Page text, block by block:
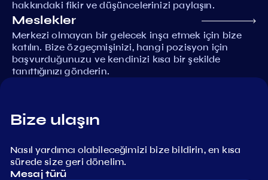
hakkındaki fikir ve düşüncelerinizi paylaşın.
Meslekler
Merkezi olmayan bir gelecek inşa etmek için bize
katılın. Bize özgeçmişinizi, hangi pozisyon için
başvurduğunuzu ve kendinizi kısa bir şekilde
tanıttığınızı gönderin.
Bize ulaşın
Nasıl yardımcı olabileceğimizi bize bildirin, en kısa
sürede size geri dönelim.
Mesaj türü